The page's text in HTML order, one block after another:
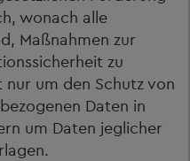
wonach alle
Maßnahmen zur
zu
um den Schutz von
Daten in
um Daten jeglicher